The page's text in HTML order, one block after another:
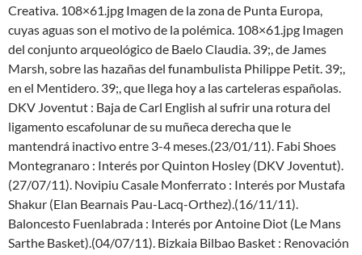
Creativa. 108×61.jpg Imagen de la zona de Punta Europa,
cuyas aguas son el motivo de la polémica. 108×61.jpg Imagen
del conjunto arqueológico de Baelo Claudia. 39;, de James
Marsh, sobre las hazañas del funambulista Philippe Petit. 39;,
en el Mentidero. 39;, que llega hoy a las carteleras españolas.
DKV Joventut : Baja de Carl English al sufrir una rotura del
ligamento escafolunar de su muñeca derecha que le
mantendrá inactivo entre 3-4 meses.(23/01/11). Fabi Shoes
Montegranaro : Interés por Quinton Hosley (DKV Joventut).
(27/07/11). Novipiu Casale Monferrato : Interés por Mustafa
Shakur (Elan Bearnais Pau-Lacq-Orthez).(16/11/11).
Baloncesto Fuenlabrada : Interés por Antoine Diot (Le Mans
Sarthe Basket).(04/07/11). Bizkaia Bilbao Basket : Renovación